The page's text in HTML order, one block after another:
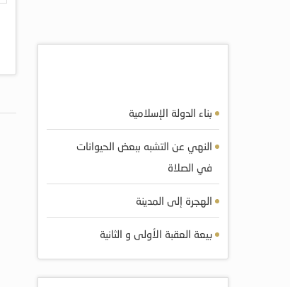
بناء الدولة الإسلامية
النهي عن التشبه ببعض الحيوانات
في الصلاة
الهجرة إلى المدينة
بيعة العقبة الأولى و الثانية